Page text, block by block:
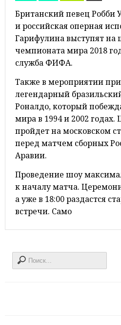
Британский певец Робби
и российская оперная
Гарифулина выступят на
чемпионата мира 2018
служба ФИФА.
Также в мероприятии
легендарный
Роналдо, который
мира в 1994 и 2002
пройдет на московском
перед матчем сборных
Аравии.
Проведение шоу
к началу матча.
а уже в 18:00 раздастся
встречи. Само